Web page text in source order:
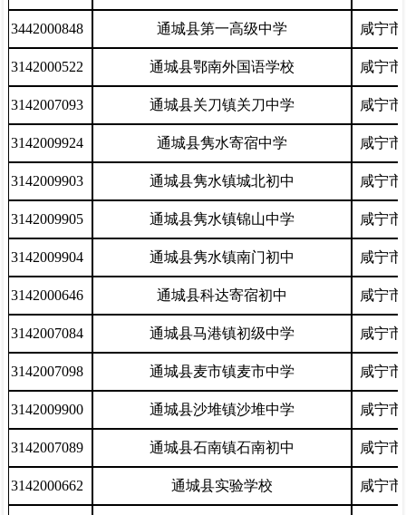
3442000848 通城县第一高级中学 咸宁
3142000522 通城县鄂南外国语学校 咸宁
3142007093 通城县关刀镇关刀中学 咸宁
3142009924 通城县隽水寄宿中学 咸宁
3142009903 通城县隽水镇城北初中 咸宁
3142009905 通城县隽水镇锦山中学 咸宁
3142009904 通城县隽水镇南门初中 咸宁
3142000646 通城县科达寄宿初中 咸宁
3142007084 通城县马港镇初级中学 咸宁
3142007098 通城县麦市镇麦市中学 咸宁
3142009900 通城县沙堆镇沙堆中学 咸宁
3142007089 通城县石南镇石南初中 咸宁
3142000662 通城县实验学校 咸宁